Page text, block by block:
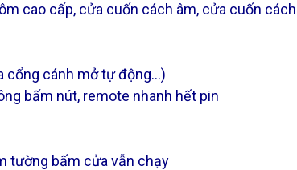
cao cấp, cửa cuốn cách âm, cửa cuốn
cổng cánh mở tự động…)
bấm nút, remote nhanh hết pin
tường bấm cửa vẫn chạy